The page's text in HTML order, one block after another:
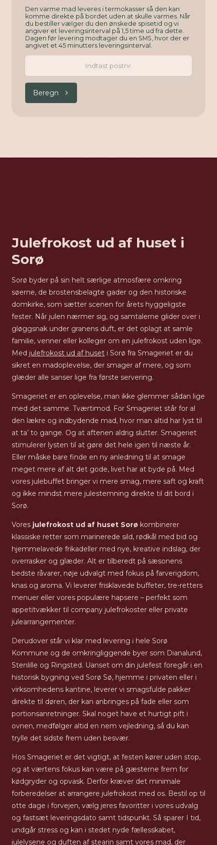
Den varme mad leveres i termokasser så den kan
komme direkte på bordet uden at skulle varmes. Når
du bestiller vælger du den ønskede spisetid og vi
angiver et leveringsinterval på 1,5 time ud fra dette.
Dagen før levering modtager du en SMS, hvor der er
angivet et 45 minutters leveringsinterval.
Beregn
Julefrokost ud af huset i
Sorø
Sorø byder på sin helt særlige atmosfære omkring
søerne, de brostensbelagte gader og den historiske
domkirke, som sætter scenen for årets hyggeligste
fester. Når julen nærmer sig, og samtalerne glider over i
gløggsnak under granens duft, er det oplagt at samle
familie, venner eller kolleger om en julefrokost uden lige.
Med julefrokost ud af huset i Sorø fra Smageriet er du
sikret en madoplevelse, der smager af mere, og som
glæder alle sanser lige fra første servering.
Smageriet er en oplevelse, man ikke glemmer sådan lige
med det samme. Tværtimod. For Smageriet står for al
den lækre og indbydende mad, hvor man altid har lyst til
at ta’ to gange. Og at aftenen aldrig slutter. Smageriet
stimulerer lysten til at gøre det hele igen til næste år.
Eller måske bare finde en ny anledning til at smage
meget mere af alt det gode, livet har at byde på. Med
vores julebuffet bringer vi mere smag, mere saft og kraft
og ikke mindst mere julestemning direkte til dit bord i
Sorø.
Vores julefrokost ud af huset Sorø kombinerer
klassiske retter som marinerede sild, rødkål med bid og
hjemmelavede frikadeller med nye, kreative indslag, der
overrasker og glæder. Alt er tilberedt på sæsonens
bedste råvarer, nøje udvalgt med fokus på farverigdom,
knas og aroma. Vi leverer frisklavede buffeter, tre-retters
menuer eller vores populære hapsere – perfekt som
appetitvækker til company julefrokoster eller private
julearrangementer.
Derudover står vi klar med levering i hele Sorø
Kommune og de omkringliggende byer som Dianalund,
Stenlille og Ringsted. Uanset om din julefest foregår i en
historisk bygning ved Sorø Sø, hjemme i privaten eller i
virksomhedens kantine, leverer vi smagsfulde pakker
direkte til døren, der kan anbringes på fade eller som
portionsanretninger. Skal noget have et hurtigt pift i
ovnen, medfølger altid en nem vejledning, så du kan
trylle det sidste frem uden besvær.
Hos Smageriet er det vigtigt, at festen kører uden stop,
og at værtens fokus kan være på gæsterne frem for
kødgryder og opvask. Derfor kræver det minimale
forberedelser at arrangere julefrokost med os. Bestil op til
otte dage i forvejen, vælg jeres favoritter i vores udvalg
og fastsæt leveringsdato samt tidspunkt. Så sparer I tid,
undgår stress og kan i stedet nyde fællesskabet,
julelysene og duften af stearin samt vores mad, der